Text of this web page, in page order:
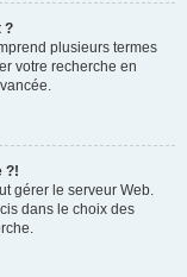
?
plusieurs termes
votre recherche en
?!
gérer le serveur Web.
dans le choix des